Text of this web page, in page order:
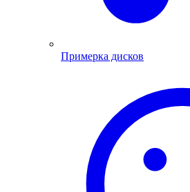
Примерка дисков